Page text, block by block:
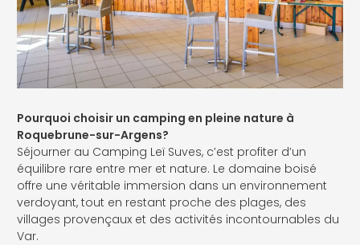
Pourquoi choisir un camping en pleine nature à
Roquebrune-sur-Argens?
Séjourner au Camping Leï Suves, c’est profiter d’un
équilibre rare entre mer et nature. Le domaine boisé
offre une véritable immersion dans un environnement
verdoyant, tout en restant proche des plages, des
villages provençaux et des activités incontournables du
Var.